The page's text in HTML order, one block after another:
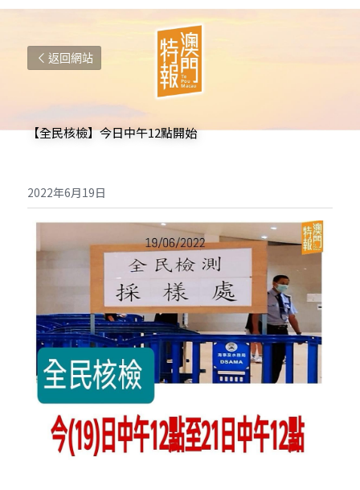
返回網站
【全民核檢】今日中午12點開始
2022年6月19日